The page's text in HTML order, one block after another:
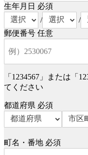
生年月日 必須
/
/
郵便番号 任意
「1234567」または「
てください
都道府県 必須
町名・番地 必須